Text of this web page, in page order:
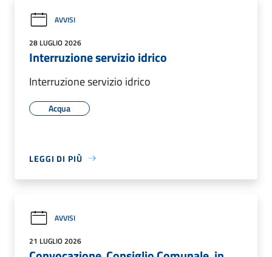
AVVISI
28 LUGLIO 2026
Interruzione servizio idrico
Interruzione servizio idrico
Acqua
LEGGI DI PIÙ
AVVISI
21 LUGLIO 2026